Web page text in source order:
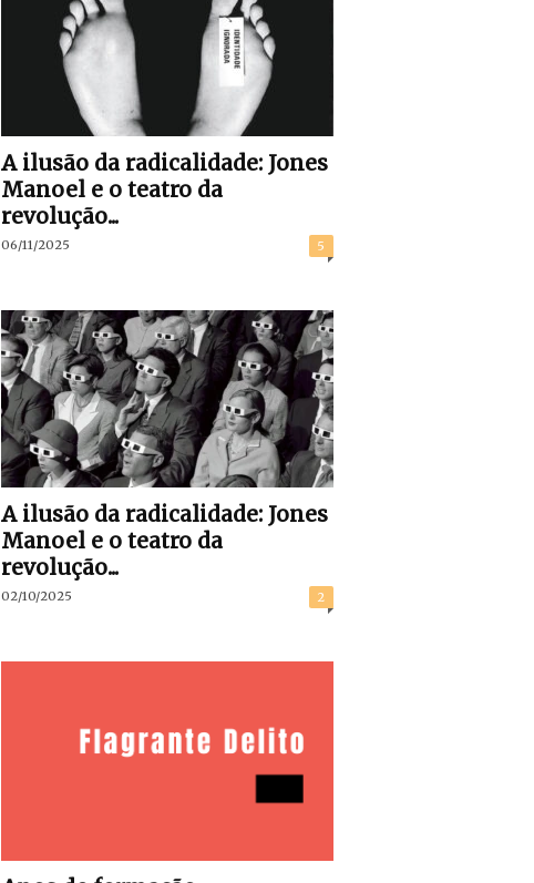
A ilusão da radicalidade: Jones
Manoel e o teatro da
revolução...
06/11/2025 5
A ilusão da radicalidade: Jones
Manoel e o teatro da
revolução...
02/10/2025 2